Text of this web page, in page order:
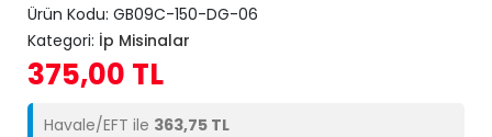
Ürün Kodu: GB09C-150-DG-06
Kategori: İp Misinalar
375,00 TL
Havale/EFT ile 363,75 TL